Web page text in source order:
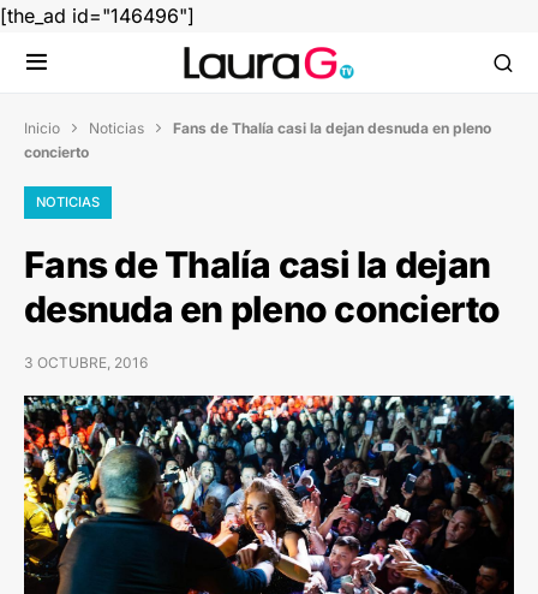
[the_ad id="146496"]
Inicio  Noticias  Fans de Thalía casi la dejan desnuda en pleno
concierto
NOTICIAS
Fans de Thalía casi la dejan
desnuda en pleno concierto
3 OCTUBRE, 2016